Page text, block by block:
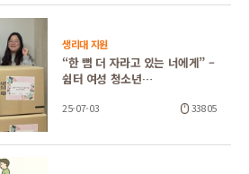
생리대 지원
“한 뼘 더 자라고 있는 너에게” –
쉼터 여성 청소년…
25-07-03 33805